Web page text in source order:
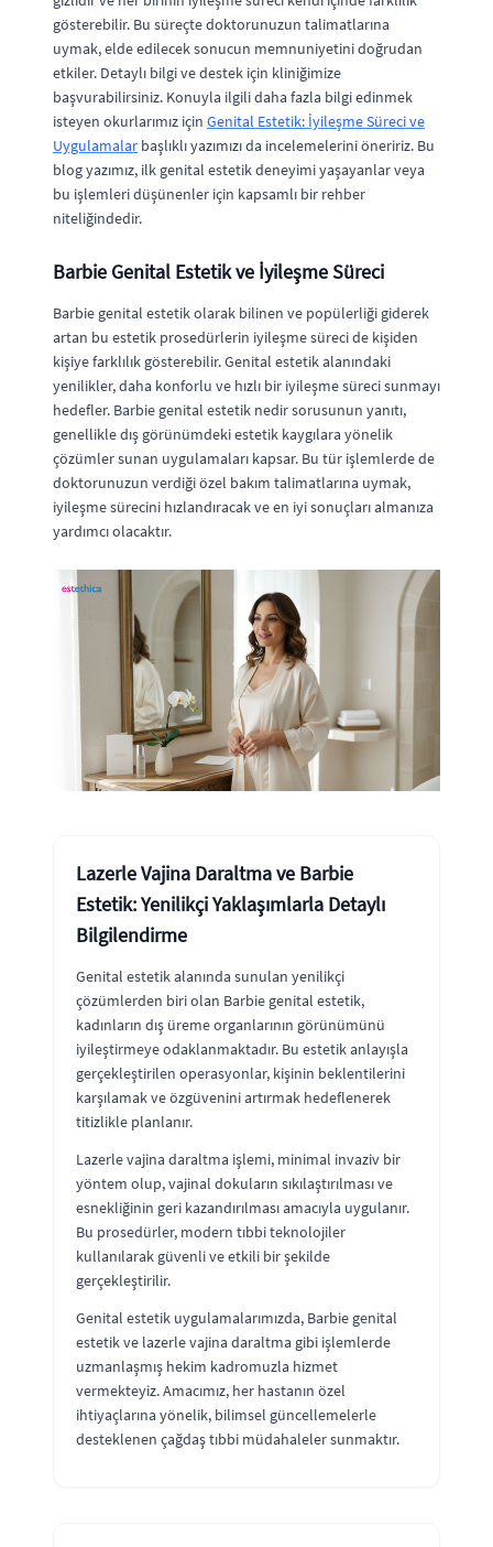
gösterebilir. Bu süreçte doktorunuzun talimatlarına
uymak, elde edilecek sonucun memnuniyetini doğrudan
etkiler. Detaylı bilgi ve destek için kliniğimize
başvurabilirsiniz. Konuyla ilgili daha fazla bilgi edinmek
isteyen okurlarımız için Genital Estetik: İyileşme Süreci ve
Uygulamalar başlıklı yazımızı da incelemelerini öneririz. Bu
blog yazımız, ilk genital estetik deneyimi yaşayanlar veya
bu işlemleri düşünenler için kapsamlı bir rehber
niteliğindedir.
Barbie Genital Estetik ve İyileşme Süreci
Barbie genital estetik olarak bilinen ve popülerliği giderek
artan bu estetik prosedürlerin iyileşme süreci de kişiden
kişiye farklılık gösterebilir. Genital estetik alanındaki
yenilikler, daha konforlu ve hızlı bir iyileşme süreci sunmayı
hedefler. Barbie genital estetik nedir sorusunun yanıtı,
genellikle dış görünümdeki estetik kaygılara yönelik
çözümler sunan uygulamaları kapsar. Bu tür işlemlerde de
doktorunuzun verdiği özel bakım talimatlarına uymak,
iyileşme sürecini hızlandıracak ve en iyi sonuçları almanıza
yardımcı olacaktır.
Lazerle Vajina Daraltma ve Barbie
Estetik: Yenilikçi Yaklaşımlarla Detaylı
Bilgilendirme
Genital estetik alanında sunulan yenilikçi
çözümlerden biri olan Barbie genital estetik,
kadınların dış üreme organlarının görünümünü
iyileştirmeye odaklanmaktadır. Bu estetik anlayışla
gerçekleştirilen operasyonlar, kişinin beklentilerini
karşılamak ve özgüvenini artırmak hedeflenerek
titizlikle planlanır.
Lazerle vajina daraltma işlemi, minimal invaziv bir
yöntem olup, vajinal dokuların sıkılaştırılması ve
esnekliğinin geri kazandırılması amacıyla uygulanır.
Bu prosedürler, modern tıbbi teknolojiler
kullanılarak güvenli ve etkili bir şekilde
gerçekleştirilir.
Genital estetik uygulamalarımızda, Barbie genital
estetik ve lazerle vajina daraltma gibi işlemlerde
uzmanlaşmış hekim kadromuzla hizmet
vermekteyiz. Amacımız, her hastanın özel
ihtiyaçlarına yönelik, bilimsel güncellemelerle
desteklenen çağdaş tıbbi müdahaleler sunmaktır.